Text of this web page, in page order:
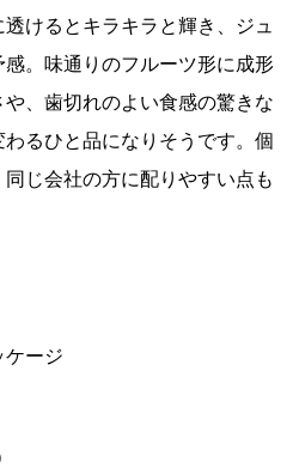
けるとキラキラと輝き、ジュ
。味通りのフルーツ形に成形
、歯切れのよい食感の驚きな
るひと品になりそうです。個
じ会社の方に配りやすい点も
ケージ